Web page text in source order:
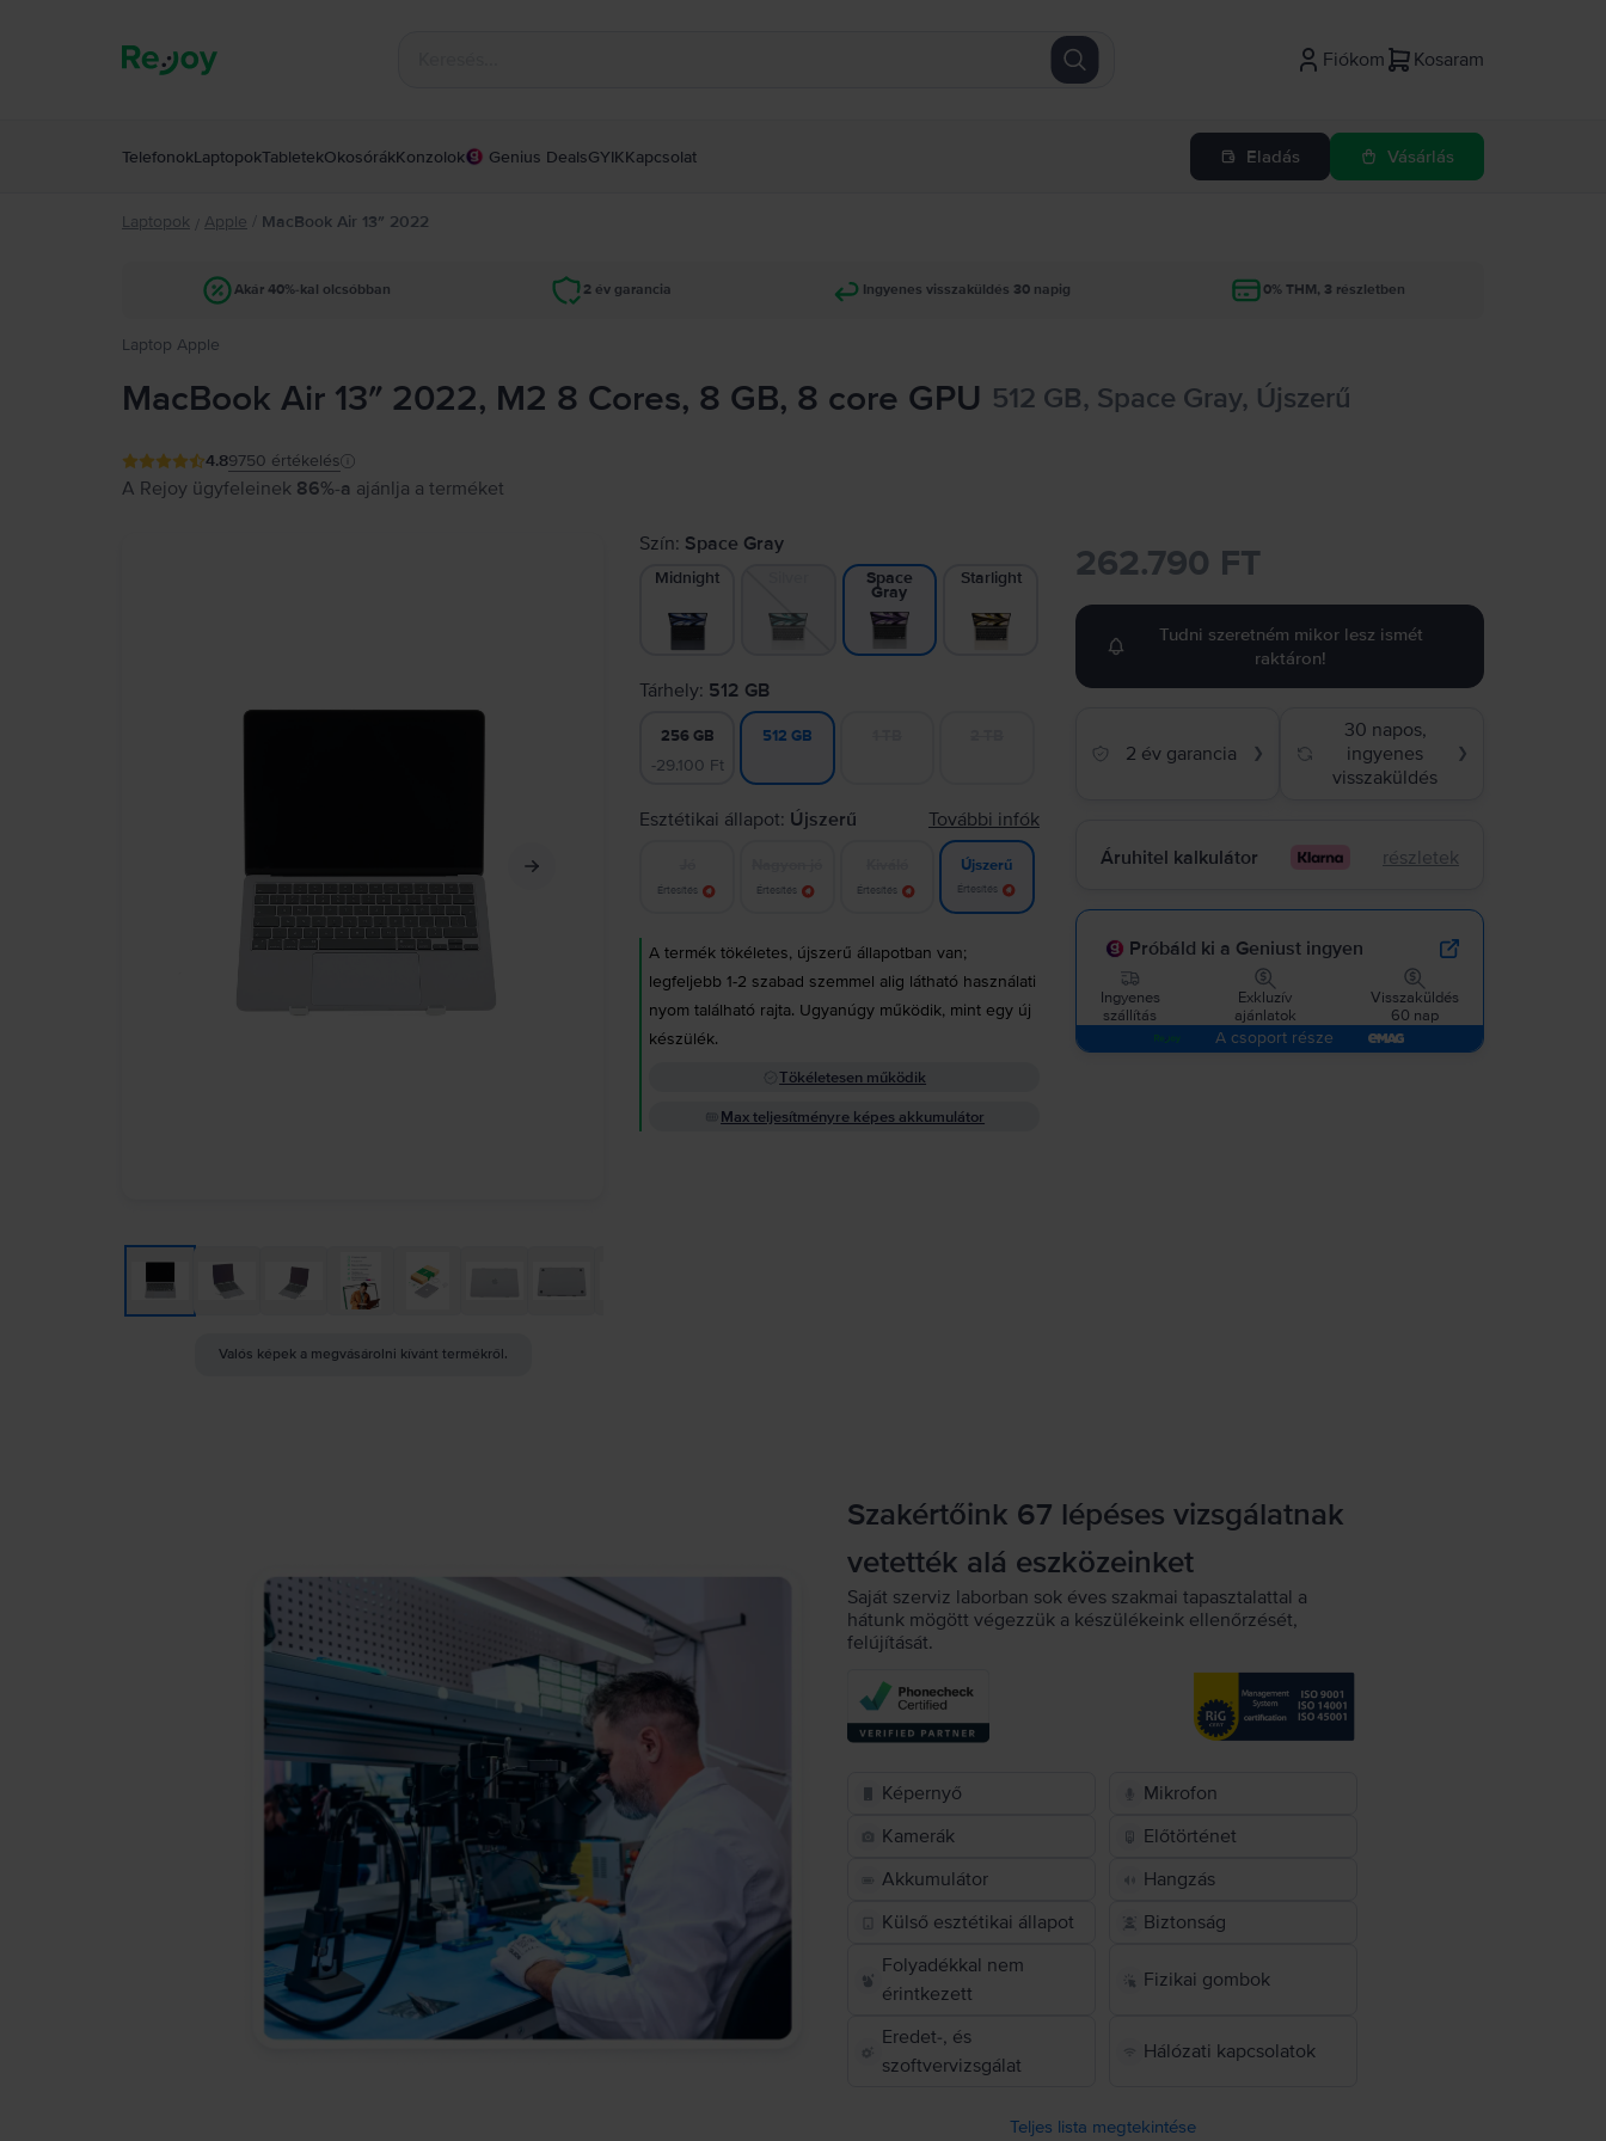
Fiókom Kosaram
TelefonokLaptopokTabletekOkosórákKonzolok Genius DealsGYIKKapcsolat Eladás Vásárlás
Laptopok / Apple / MacBook Air 13″ 2022
Akár 40%-kal olcsóbban 2 év garancia Ingyenes visszaküldés 30 napig 0% THM, 3 részletben
Laptop Apple
MacBook Air 13″ 2022, M2 8 Cores, 8 GB, 8 core GPU 512 GB, Space Gray, Újszerű
4.89750 értékelés
A Rejoy ügyfeleinek 86%-a ajánlja a terméket
Valós képek a megvásárolni kívánt termékről.
Szín: Space Gray
Midnight Space
Gray
Starlight
Tárhely: 512 GB
256 GB
-29.100 Ft
512 GB
Esztétikai állapot: Újszerű További infók
Értesítés Értesítés Értesítés
Újszerű
Értesítés
A termék tökéletes, újszerű állapotban van;
legfeljebb 1-2 szabad szemmel alig látható használati
nyom található rajta. Ugyanúgy működik, mint egy új
készülék.
Tökéletesen működik
Max teljesítményre képes akkumulátor
262.790 FT
Tudni szeretném mikor lesz ismét
raktáron!
2 év garancia ❯
30 napos,
ingyenes
visszaküldés
❯
Áruhitel kalkulátor részletek
Próbáld ki a Geniust ingyen
Ingyenes
szállítás
Exkluzív
ajánlatok
Visszaküldés
60 nap
A csoport része
Szakértőink 67 lépéses vizsgálatnak
vetették alá eszközeinket
Saját szerviz laborban sok éves szakmai tapasztalattal a
hátunk mögött végezzük a készülékeink ellenőrzését,
felújítását.
Képernyő
Mikrofon
Kamerák
Előtörténet
Akkumulátor
Hangzás
Külső esztétikai állapot
Biztonság
Folyadékkal nem
érintkezett
Fizikai gombok
Eredet-, és
szoftvervizsgálat
Hálózati kapcsolatok
Teljes lista megtekintése